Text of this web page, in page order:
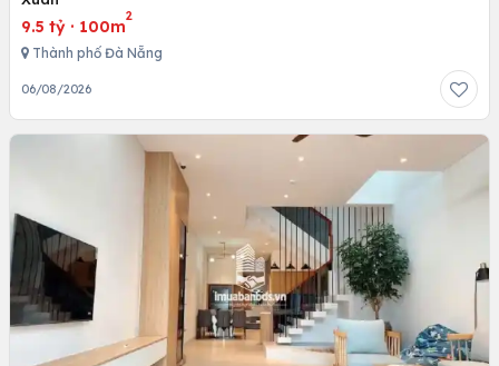
9.5 tỷ · 100m
2
Thành phố Đà Nẵng
06/08/2026